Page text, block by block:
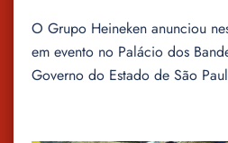
O Grupo Heineken anunciou
em evento no Palácio dos
Governo do Estado de São